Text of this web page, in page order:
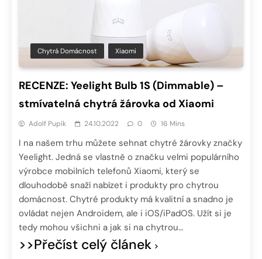
Chytrá Domácnost Xiaomi
RECENZE: Yeelight Bulb 1S (Dimmable) –
stmívatelná chytrá žárovka od Xiaomi
Adolf Pupík 24.10.2022 0 16 Mins
I na našem trhu můžete sehnat chytré žárovky značky
Yeelight. Jedná se vlastně o značku velmi populárního
výrobce mobilních telefonů Xiaomi, který se
dlouhodobě snaží nabízet i produkty pro chytrou
domácnost. Chytré produkty má kvalitní a snadno je
ovládat nejen Androidem, ale i iOS/iPadOS. Užít si je
tedy mohou všichni a jak si na chytrou…
>>Přečíst celý článek